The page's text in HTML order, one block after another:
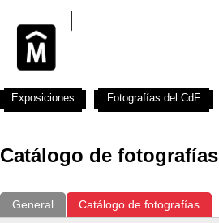
Catálogo de fotografías
General Catálogo de fotografías
Exposiciones Fotografías del CdF